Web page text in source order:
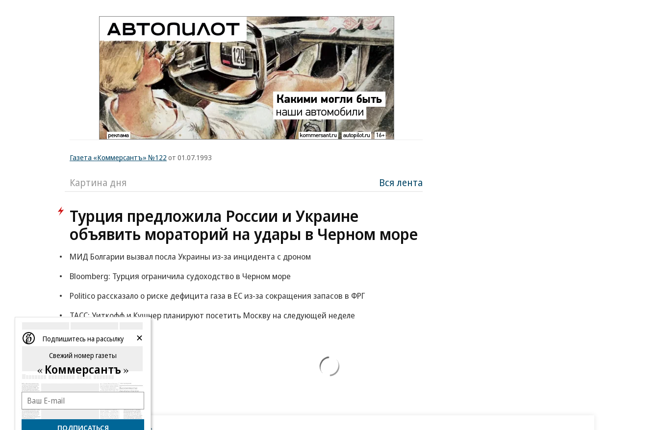
Газета «Коммерсантъ» №122 от 01.07.1993
Картина дня Вся лента
Турция предложила России и Украине
объявить мораторий на удары в Черном море
МИД Болгарии вызвал посла Украины из-за инцидента с дроном
Bloomberg: Турция ограничила судоходство в Черном море
Politico рассказало о риске дефицита газа в ЕС из-за сокращения запасов в ФРГ
ТАСС: Уиткофф и Кушнер планируют посетить Москву на следующей неделе
Подпишитесь на рассылку
Свежий номер газеты
Коммерсантъ
ПОДПИСАТЬСЯ